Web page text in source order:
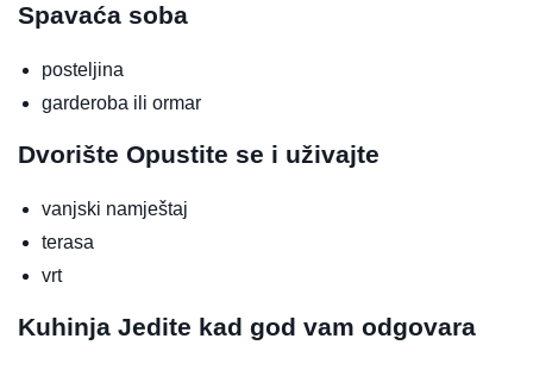
Spavaća soba
posteljina
garderoba ili ormar
Dvorište Opustite se i uživajte
vanjski namještaj
terasa
vrt
Kuhinja Jedite kad god vam odgovara